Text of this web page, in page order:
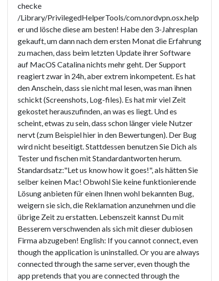
checke
/Library/PrivilegedHelperTools/com.nordvpn.osx.help
er und lösche diese am besten! Habe den 3-Jahresplan
gekauft, um dann nach dem ersten Monat die Erfahrung
zu machen, dass beim letzten Update ihrer Software
auf MacOS Catalina nichts mehr geht. Der Support
reagiert zwar in 24h, aber extrem inkompetent. Es hat
den Anschein, dass sie nicht mal lesen, was man ihnen
schickt (Screenshots, Log-files). Es hat mir viel Zeit
gekostet herauszufinden, an was es liegt. Und es
scheint, etwas zu sein, dass schon länger viele Nutzer
nervt (zum Beispiel hier in den Bewertungen). Der Bug
wird nicht beseitigt. Stattdessen benutzen Sie Dich als
Tester und fischen mit Standardantworten herum.
Standardsatz:"Let us know how it goes!", als hätten Sie
selber keinen Mac! Obwohl Sie keine funktionierende
Lösung anbieten für einen Ihnen wohl bekannten Bug,
weigern sie sich, die Reklamation anzunehmen und die
übrige Zeit zu erstatten. Lebenszeit kannst Du mit
Besserem verschwenden als sich mit dieser dubiosen
Firma abzugeben! English: If you cannot connect, even
though the application is uninstalled. Or you are always
connected through the same server, even though the
app pretends that you are connected through the